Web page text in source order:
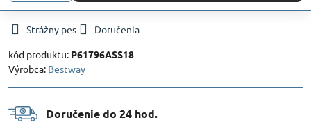
Strážny pes
Doručenia
kód produktu: P61796ASS18
Výrobca: Bestway
Doručenie do 24 hod​.